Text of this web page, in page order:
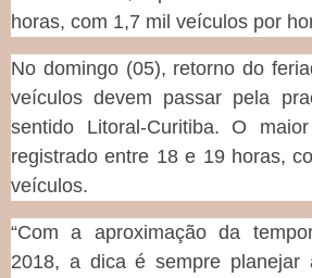
horas, com 1,7 mil veículos por
No domingo (05), retorno do
veículos devem passar pela
sentido Litoral-Curitiba. O
registrado entre 18 e 19 horas,
veículos.
“Com a aproximação da
2018, a dica é sempre planejar